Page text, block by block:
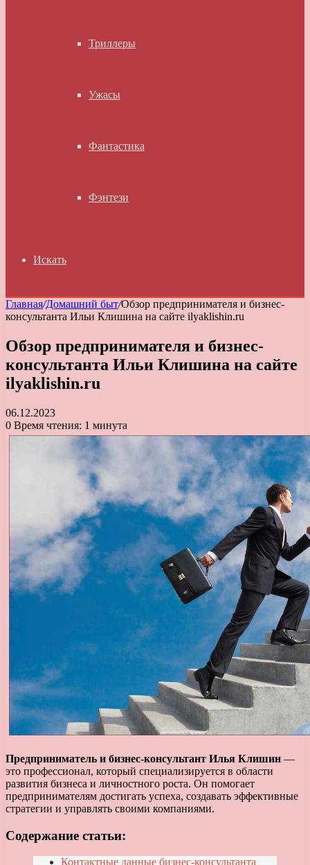
Триллеры
Ужасы
Фантастика
Фэнтези
Искать
Главная/Домашний быт/Обзор предпринимателя и бизнес-
консультанта Ильи Клишина на сайте ilyaklishin.ru
Обзор предпринимателя и бизнес-
консультанта Ильи Клишина на сайте
ilyaklishin.ru
06.12.2023
0 Время чтения: 1 минута
Предприниматель и бизнес-консультант Илья Клишин —
это профессионал, который специализируется в области
развития бизнеса и личностного роста. Он помогает
предпринимателям достигать успеха, создавать эффективные
стратегии и управлять своими компаниями.
Содержание статьи:
Контактные данные бизнес-консультанта